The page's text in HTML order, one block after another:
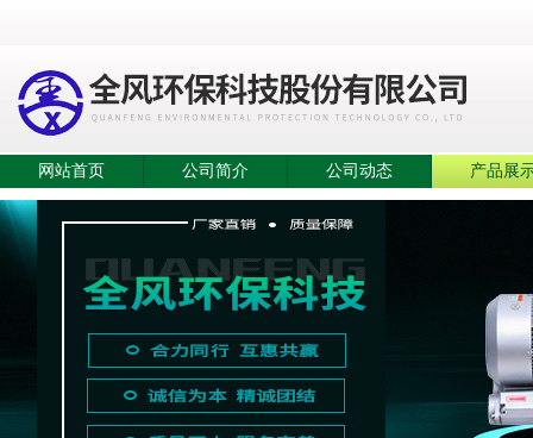
网站首页 公司简介 公司动态 产品展